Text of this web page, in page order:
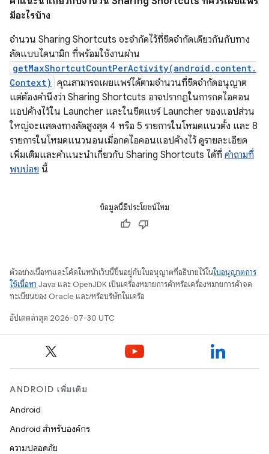
มีอะไรบ้าง
จำนวน Sharing Shortcuts จะจำกัดไว้ที่ขีดจำกัดเดียวกันกับทาง
ลัดแบบไดนามิก ที่พร้อมใช้งานผ่าน
getMaxShortcutCountPerActivity(android.content.
Context) คุณสามารถเผยแพร่ได้ตามจำนวนที่ขีดจำกัดอนุญาต
แต่ต้องคำนึงว่า Sharing Shortcuts อาจปรากฏในการกดไอคอน
แอปค้างไว้ใน Launcher และในชีตแชร์ Launcher ของแอปส่วน
ใหญ่จะแสดงทางลัดสูงสุด 4 หรือ 5 รายการในโหมดแนวตั้ง และ 8
รายการในโหมดแนวนอนเมื่อกดไอคอนแอปค้างไว้ ดูรายละเอียด
เพิ่มเติมและคำแนะนำเกี่ยวกับ Sharing Shortcuts ได้ที่ คำถามที่
พบบ่อย นี้
ข้อมูลนี้มีประโยชน์ไหม
ตัวอย่างเนื้อหาและโค้ดในหน้าเว็บนี้ขึ้นอยู่กับใบอนุญาตที่อธิบายไว้ในใบอนุญาตการ
ใช้เนื้อหา Java และ OpenJDK เป็นเครื่องหมายการค้าหรือเครื่องหมายการค้าจด
ทะเบียนของ Oracle และ/หรือบริษัทในเครือ
อัปเดตล่าสุด 2026-07-30 UTC
ANDROID เพิ่มเติม
Android
Android สำหรับองค์กร
ความปลอดภัย